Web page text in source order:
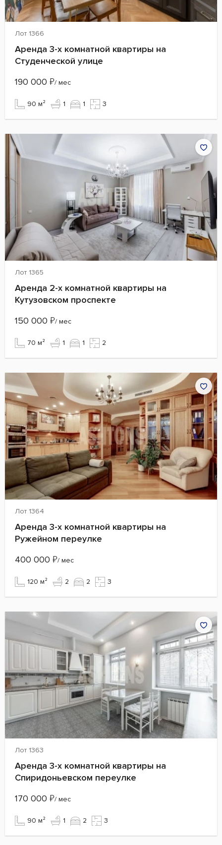
Лот 1366
Аренда 3-х комнатной квартиры на
Студенческой улице
190 000 ₽/ мес
90 м² 1 1 3
Лот 1365
Аренда 2-х комнатной квартиры на
Кутузовском проспекте
150 000 ₽/ мес
70 м² 1 1 2
Лот 1364
Аренда 3-х комнатной квартиры на
Ружейном переулке
400 000 ₽/ мес
120 м² 2 2 3
Лот 1363
Аренда 3-х комнатной квартиры на
Спиридоньевском переулке
170 000 ₽/ мес
90 м² 1 2 3